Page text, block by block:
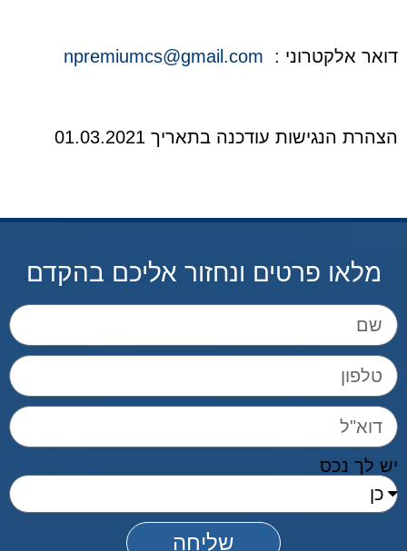
דואר אלקטרוני : npremiumcs@gmail.com
הצהרת הנגישות עודכנה בתאריך 01.03.2021
מלאו פרטים ונחזור אליכם בהקדם
יש לך נכס
שליחה